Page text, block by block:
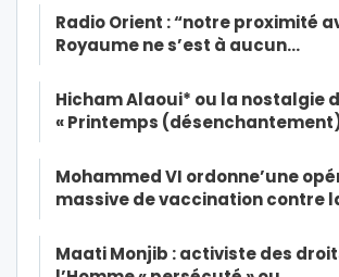
Radio Orient : “notre proximité
Royaume ne s’est à aucun…
Hicham Alaoui* ou la nostalgie
« Printemps
Mohammed VI ordonne’une
massive de vaccination contre
Maati Monjib : activiste des